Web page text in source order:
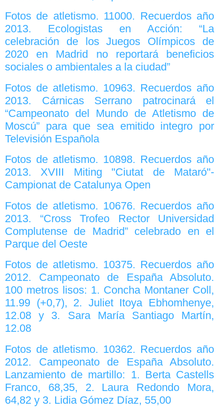
Fotos de atletismo. 11000. Recuerdos año
2013. Ecologistas en Acción: “La
celebración de los Juegos Olímpicos de
2020 en Madrid no reportará beneficios
sociales o ambientales a la ciudad”
Fotos de atletismo. 10963. Recuerdos año
2013. Cárnicas Serrano patrocinará el
“Campeonato del Mundo de Atletismo de
Moscú” para que sea emitido integro por
Televisión Española
Fotos de atletismo. 10898. Recuerdos año
2013. XVIII Miting "Ciutat de Mataró"-
Campionat de Catalunya Open
Fotos de atletismo. 10676. Recuerdos año
2013. “Cross Trofeo Rector Universidad
Complutense de Madrid” celebrado en el
Parque del Oeste
Fotos de atletismo. 10375. Recuerdos año
2012. Campeonato de España Absoluto.
100 metros lisos: 1. Concha Montaner Coll,
11.99 (+0,7), 2. Juliet Itoya Ebhomhenye,
12.08 y 3. Sara María Santiago Martín,
12.08
Fotos de atletismo. 10362. Recuerdos año
2012. Campeonato de España Absoluto.
Lanzamiento de martillo: 1. Berta Castells
Franco, 68,35, 2. Laura Redondo Mora,
64,82 y 3. Lidia Gómez Díaz, 55,00